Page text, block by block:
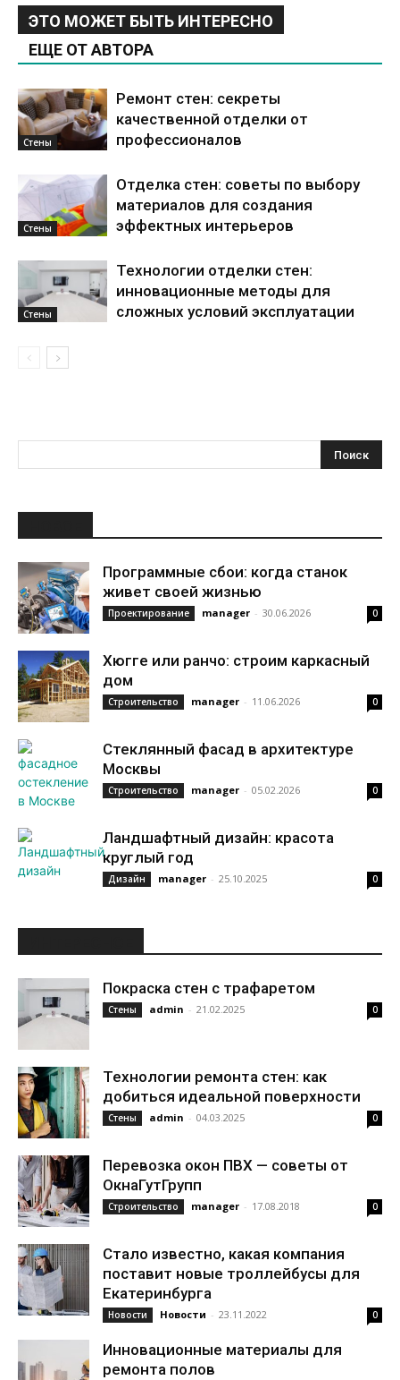
ЭТО МОЖЕТ БЫТЬ ИНТЕРЕСНО
ЕЩЕ ОТ АВТОРА
Стены
Ремонт стен: секреты
качественной отделки от
профессионалов
Стены
Отделка стен: советы по выбору
материалов для создания
эффектных интерьеров
Стены
Технологии отделки стен:
инновационные методы для
сложных условий эксплуатации
Программные сбои: когда станок
живет своей жизнью
Проектирование manager - 30.06.2026 0
Хюгге или ранчо: строим каркасный
дом
Строительство manager - 11.06.2026 0
Стеклянный фасад в архитектуре
Москвы
Строительство manager - 05.02.2026 0
Ландшафтный дизайн: красота
круглый год
Дизайн manager - 25.10.2025 0
Покраска стен с трафаретом
Стены admin - 21.02.2025 0
Технологии ремонта стен: как
добиться идеальной поверхности
Стены admin - 04.03.2025 0
Перевозка окон ПВХ — советы от
ОкнаГутГрупп
Строительство manager - 17.08.2018 0
Стало известно, какая компания
поставит новые троллейбусы для
Екатеринбурга
Новости Новости - 23.11.2022 0
Инновационные материалы для
ремонта полов